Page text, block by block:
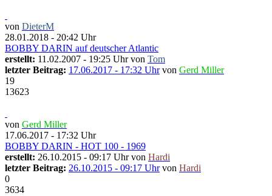
von DieterM
28.01.2018 - 20:42 Uhr
BOBBY DARIN auf deutscher Atlantic
erstellt: 11.02.2007 - 19:25 Uhr von Tom
letzter Beitrag: 17.06.2017 - 17:32 Uhrvon Gerd Miller
19
13623
von Gerd Miller
17.06.2017 - 17:32 Uhr
BOBBY DARIN - HOT 100 - 1969
erstellt: 26.10.2015 - 09:17 Uhr von Hardi
letzter Beitrag: 26.10.2015 - 09:17 Uhrvon Hardi
0
3634